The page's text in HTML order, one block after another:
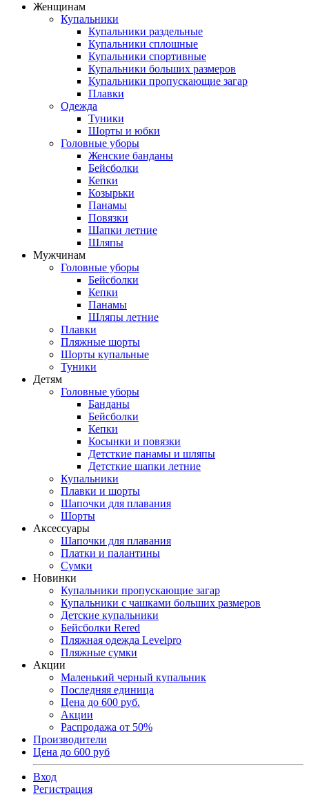
Женщинам
Купальники
Купальники раздельные
Купальники сплошные
Купальники спортивные
Купальники больших размеров
Купальники пропускающие загар
Плавки
Одежда
Туники
Шорты и юбки
Головные уборы
Женские банданы
Бейсболки
Кепки
Козырьки
Панамы
Повязки
Шапки летние
Шляпы
Мужчинам
Головные уборы
Бейсболки
Кепки
Панамы
Шляпы летние
Плавки
Пляжные шорты
Шорты купальные
Туники
Детям
Головные уборы
Банданы
Бейсболки
Кепки
Косынки и повязки
Детсткие панамы и шляпы
Детсткие шапки летние
Купальники
Плавки и шорты
Шапочки для плавания
Шорты
Аксессуары
Шапочки для плавания
Платки и палантины
Сумки
Новинки
Купальники пропускающие загар
Купальники с чашками больших размеров
Детские купальники
Бейсболки Rered
Пляжная одежда Levelpro
Пляжные сумки
Акции
Маленький черный купальник
Последняя единица
Цена до 600 руб.
Акции
Распродажа от 50%
Производители
Цена до 600 руб
Вход
Регистрация